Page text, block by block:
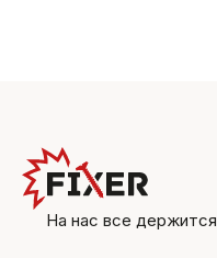
На нас все держится